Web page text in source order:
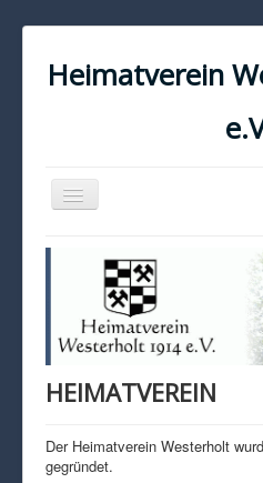
Heimatverein
Navigation
an/aus
KONTAKT
IMPRESSUM
DATENSCHUTZ
HEIMATVEREIN
Der Heimatverein Westerholt
gegründet.